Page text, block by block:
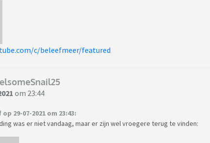
c/beleefmeer/featured
om 23:44
29-07-2021 om 23:43:
was er niet vandaag, maar er zijn wel vroegere terug te vinden: